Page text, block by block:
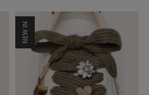
NEW IN